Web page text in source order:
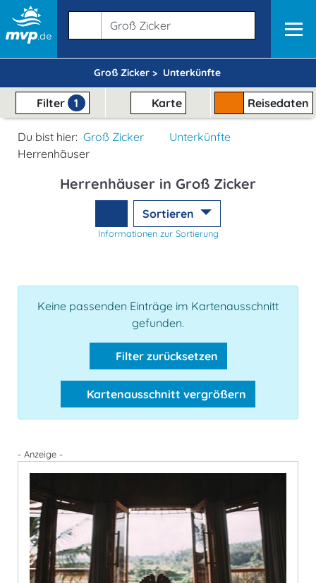
Groß Zicker > Unterkünfte
Filter 1 Karte Reisedaten
Du bist hier: Groß Zicker
Unterkünfte
Herrenhäuser
Herrenhäuser in Groß Zicker
Sortieren
Informationen zur Sortierung
Keine passenden Einträge im Kartenausschnitt
gefunden.
Filter zurücksetzen
Kartenausschnitt vergrößern
- Anzeige -